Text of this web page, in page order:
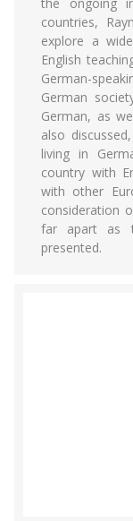
countries,
explore a
English
German-
German
German, as
also
living in
country with
with other
consideration
far apart as
presented.